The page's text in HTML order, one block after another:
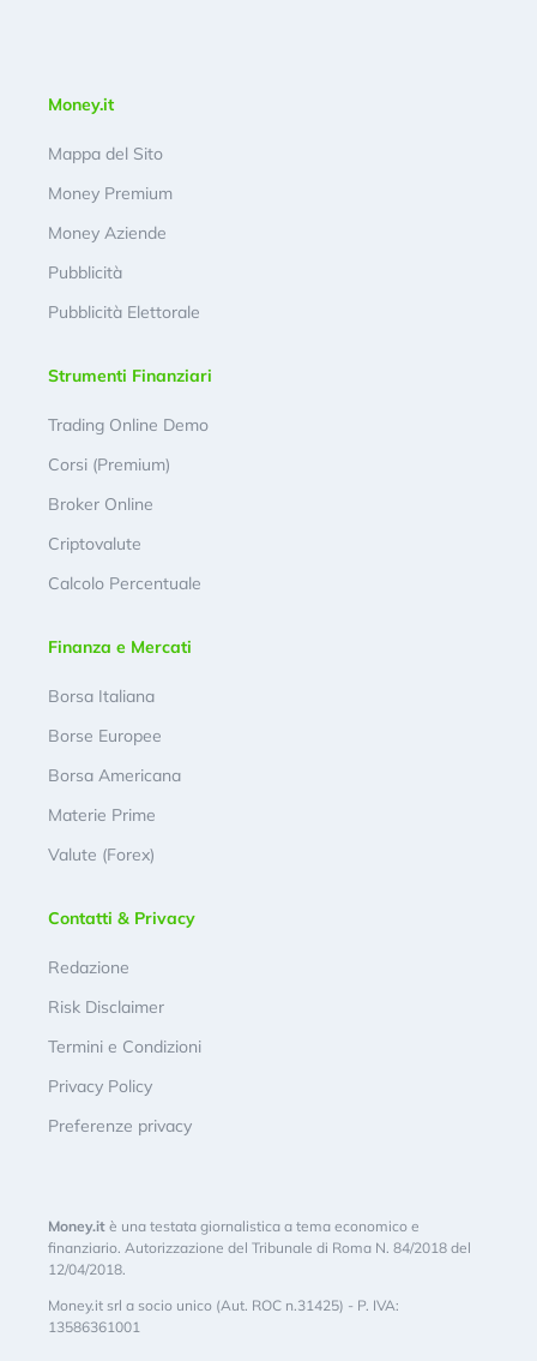
Money.it
Mappa del Sito
Money Premium
Money Aziende
Pubblicità
Pubblicità Elettorale
Strumenti Finanziari
Trading Online Demo
Corsi (Premium)
Broker Online
Criptovalute
Calcolo Percentuale
Finanza e Mercati
Borsa Italiana
Borse Europee
Borsa Americana
Materie Prime
Valute (Forex)
Contatti & Privacy
Redazione
Risk Disclaimer
Termini e Condizioni
Privacy Policy
Preferenze privacy
Money.it è una testata giornalistica a tema economico e
finanziario. Autorizzazione del Tribunale di Roma N. 84/2018 del
12/04/2018.
Money.it srl a socio unico (Aut. ROC n.31425) - P. IVA:
13586361001